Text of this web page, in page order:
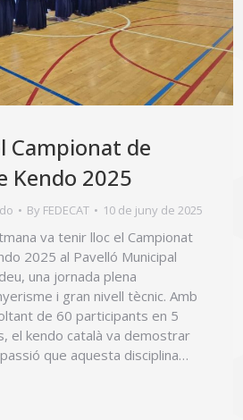
Campionat de
Kendo 2025
By FEDECAT 10 de juny de 2025
va tenir lloc el Campionat
2025 al Pavelló Municipal
una jornada plena
i gran nivell tècnic. Amb
de 60 participants en 5
el kendo català va demostrar
que aquesta disciplina…